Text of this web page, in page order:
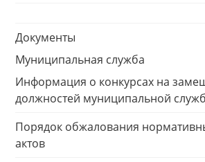
Документы
Муниципальная служба
Информация о конкурсах на
должностей муниципальной
Порядок обжалования
актов